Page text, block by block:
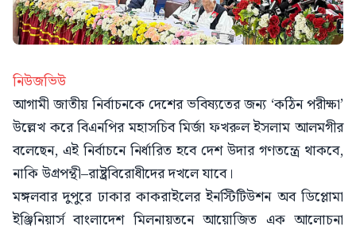
নিউজভিউ
আগামী জাতীয় নির্বাচনকে দেশের ভবিষ্যতের জন্য ‘কঠিন পরীক্ষা’
উল্লেখ করে বিএনপির মহাসচিব মির্জা ফখরুল ইসলাম আলমগীর
বলেছেন, এই নির্বাচনে নির্ধারিত হবে দেশ উদার গণতন্ত্রে থাকবে,
নাকি উগ্রপন্থী–রাষ্ট্রবিরোধীদের দখলে যাবে।
মঙ্গলবার দুপুরে ঢাকার কাকরাইলের ইনস্টিটিউশন অব ডিপ্লোমা
ইঞ্জিনিয়ার্স বাংলাদেশ মিলনায়তনে আয়োজিত এক আলোচনা